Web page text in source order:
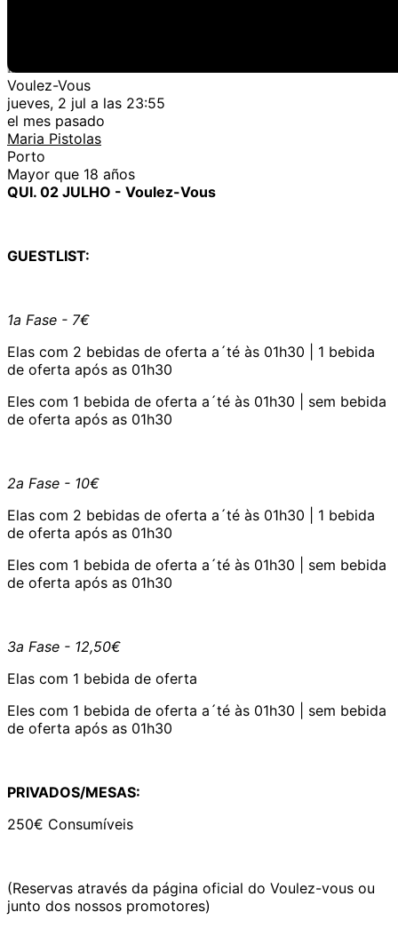
Voulez-Vous
jueves, 2 jul a las 23:55
el mes pasado
Maria Pistolas
Porto
Mayor que 18 años
QUI. 02 JULHO - Voulez-Vous
GUESTLIST:
1a Fase - 7€
Elas com 2 bebidas de oferta a´té às 01h30 | 1 bebida
de oferta após as 01h30
Eles com 1 bebida de oferta a´té às 01h30 | sem bebida
de oferta após as 01h30
2a Fase - 10€
Elas com 2 bebidas de oferta a´té às 01h30 | 1 bebida
de oferta após as 01h30
Eles com 1 bebida de oferta a´té às 01h30 | sem bebida
de oferta após as 01h30
3a Fase - 12,50€
Elas com 1 bebida de oferta
Eles com 1 bebida de oferta a´té às 01h30 | sem bebida
de oferta após as 01h30
PRIVADOS/MESAS:
250€ Consumíveis
(Reservas através da página oficial do Voulez-vous ou
junto dos nossos promotores)